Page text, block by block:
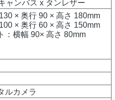
ャンバス x タンレザー
× 奥行 90 × 高さ 180mm
× 奥行 60 × 高さ 150mm
：横幅 90× 高さ 80mm
ルカメラ